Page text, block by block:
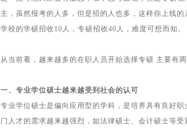
主，虽然报考的人多，但是招的人也多，这样你上线
学校的学硕招收10人，专硕招收40人，难度可想而知。
从当前看，越来越多的在职人员开始选择专硕 主要有两
一、专业学位硕士越来越受到社会的认可
专业学位硕士是偏向应用型的学科，是培养具有良好
门人才的需求越来越强烈，如法律硕士、会计硕士等